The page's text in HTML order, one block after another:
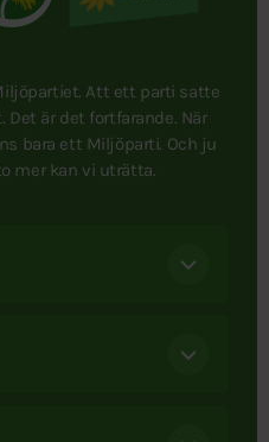
Att ett parti satte
är det fortfarande. När
bara ett Miljöparti. Och ju
mer kan vi uträtta.